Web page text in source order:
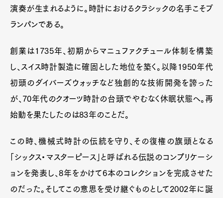
演奏が生まれるように。時計におけるクラシックの名手こそブ
ランパンである。
創業は1735年、初期からマニュファクチュール体制を構築
し、スイス時計製造に確固とした地位を築く。以降1950年代
初頭のダイバーズウォッチなど独創的な技術開発を誇った
が、70年代のクオーツ時計の台頭でやむなく休眠状態へ。再
始動を果たしたのは83年のことだ。
この時、機械式時計の伝統を守り、その復権の旗頭となる
「シックス・マスターピース」と呼ばれる伝説のコンプリケーシ
ョンを発表し、8年をかけて6本のコレクションを完成させた
のだった。そしてこの意思を受け継ぐものとして2002年に誕